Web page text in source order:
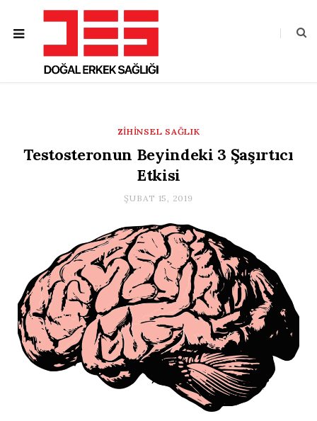
ZIHINSEL SAĞLIK
Testosteronun Beyindeki 3 Şaşırtıcı
Etkisi
ŞUBAT 15, 2019